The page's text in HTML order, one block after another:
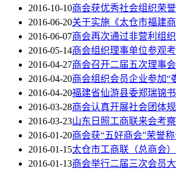
2016-10-10商会获优秀社会组织荣
2016-06-20关于实施《太仓市福建
2016-06-07商会再次通过非营利组
2016-05-14商会组织理事单位参观
2016-04-27商会召开二届五次理事
2016-04-20商会组织会员企业参加“
2016-04-20福建省仙游县委郑瑞锦
2016-03-28商会认真开展社会团体
2016-03-23山东日照工商联来会考察
2016-01-20商会获“五好商会”荣誉
2016-01-15太仓市工商联（总商会
2016-01-13商会举行二届三次会员